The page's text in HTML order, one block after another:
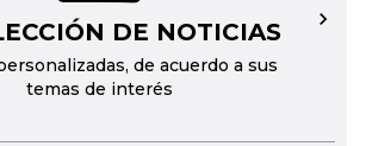
DE NOTICIAS
de acuerdo a sus
temas de interés
→